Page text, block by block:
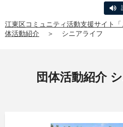
江東区コミュニティ活動支援サイト「
体活動紹介
＞ シニアライフ
団体活動紹介